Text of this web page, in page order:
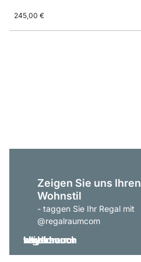
245,00 €
Zeigen Sie uns Ihren
Wohnstil
- taggen Sie Ihr Regal mit
@regalraumcom